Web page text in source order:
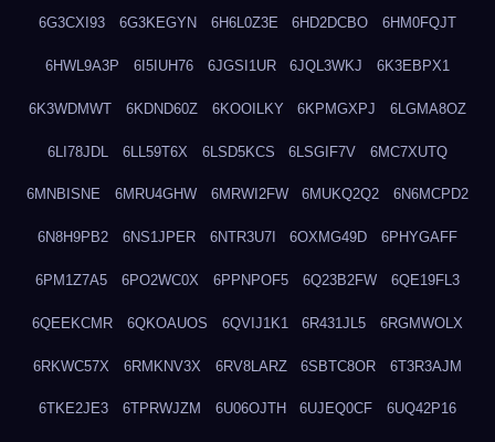
6G3CXI93 6G3KEGYN 6H6L0Z3E 6HD2DCBO 6HM0FQJT
6HWL9A3P 6I5IUH76 6JGSI1UR 6JQL3WKJ 6K3EBPX1
6K3WDMWT 6KDND60Z 6KOOILKY 6KPMGXPJ 6LGMA8OZ
6LI78JDL 6LL59T6X 6LSD5KCS 6LSGIF7V 6MC7XUTQ
6MNBISNE 6MRU4GHW 6MRWI2FW 6MUKQ2Q2 6N6MCPD2
6N8H9PB2 6NS1JPER 6NTR3U7I 6OXMG49D 6PHYGAFF
6PM1Z7A5 6PO2WC0X 6PPNPOF5 6Q23B2FW 6QE19FL3
6QEEKCMR 6QKOAUOS 6QVIJ1K1 6R431JL5 6RGMWOLX
6RKWC57X 6RMKNV3X 6RV8LARZ 6SBTC8OR 6T3R3AJM
6TKE2JE3 6TPRWJZM 6U06OJTH 6UJEQ0CF 6UQ42P16